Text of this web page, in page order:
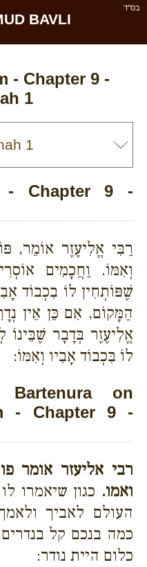
בס''ד
BAVLI
- Chapter 9 -
1
- Chapter 9 -
רַבִּי אֱלִיעֶזֶר אוֹמֵר,
וְאִמּוֹ. וַחֲכָמִים
שֶׁפּוֹתְחִין לוֹ בִכְבוֹד
הַמָּקוֹם, אִם כֵּן אֵין
אֱלִיעֶזֶר בְּדָבָר שֶׁבֵּינוֹ
לוֹ בִּכְבוֹד אָבִיו וְאִמּוֹ:
Bartenura on
- Chapter 9 -
רבי אליעזר אומר
ואמו. כגון שיאמרו
העולם לאביך
כמה בנכם קל
כלום היית נודר: